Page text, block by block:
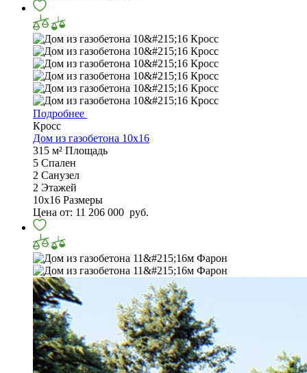
Подробнее
Кросс
Дом из газобетона 10х16
315 м² Площадь
5 Спален
2 Санузел
2 Этажей
10х16 Размеры
Цена от: 11 206 000 руб.